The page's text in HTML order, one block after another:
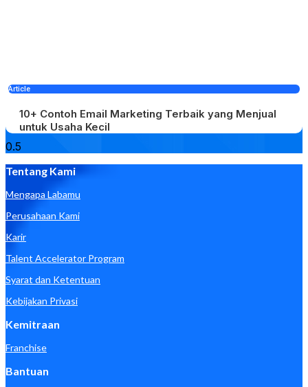
Article
10+ Contoh Email Marketing Terbaik yang Menjual
untuk Usaha Kecil
Tentang Kami
Mengapa Labamu
Perusahaan Kami
Karir
Talent Accelerator Program
Syarat dan Ketentuan
Kebijakan Privasi
Kemitraan
Franchise
Bantuan